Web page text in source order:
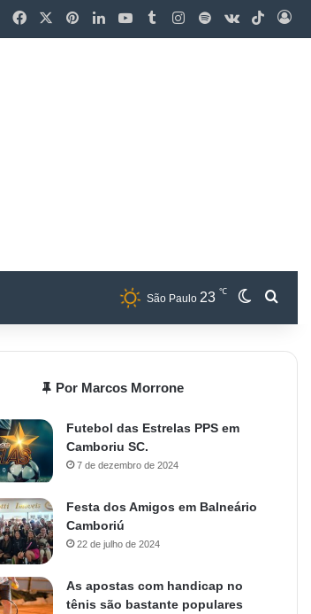
São Paulo 23 ℃
Por Marcos Morrone
Futebol das Estrelas PPS em
Camboriu SC.
7 de dezembro de 2024
Festa dos Amigos em Balneário
Camboriú
22 de julho de 2024
As apostas com handicap no
tênis são bastante populares